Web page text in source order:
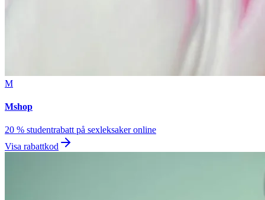
M
Mshop
20 % studentrabatt på sexleksaker online
Visa rabattkod